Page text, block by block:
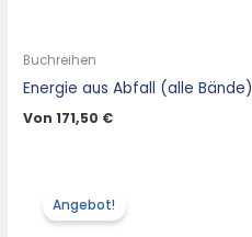
Buchreihen
Energie aus Abfall (alle Bände)
Von 171,50 €
Angebot!